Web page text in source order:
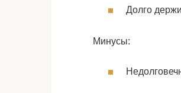
Долго
Минусы: